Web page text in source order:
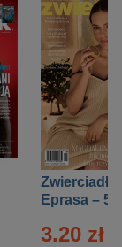
Zwierciadło
Eprasa – 5/
3.20 zł